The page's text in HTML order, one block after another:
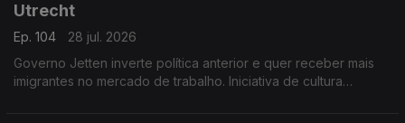
Utrecht
Ep. 104
28 jul. 2026
Governo Jetten inverte política anterior e quer receber mais
imigrantes no mercado de trabalho. Iniciativa de cultura